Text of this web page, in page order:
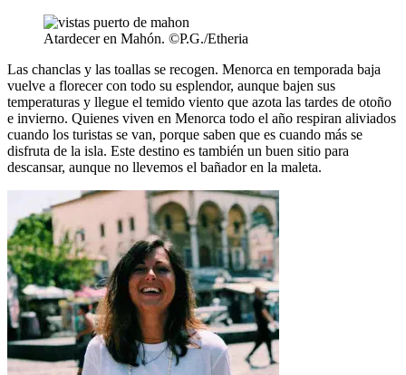
Atardecer en Mahón. ©P.G./Etheria
Las chanclas y las toallas se recogen. Menorca en temporada baja
vuelve a florecer con todo su esplendor, aunque bajen sus
temperaturas y llegue el temido viento que azota las tardes de otoño
e invierno. Quienes viven en Menorca todo el año respiran aliviados
cuando los turistas se van, porque saben que es cuando más se
disfruta de la isla. Este destino es también un buen sitio para
descansar, aunque no llevemos el bañador en la maleta.